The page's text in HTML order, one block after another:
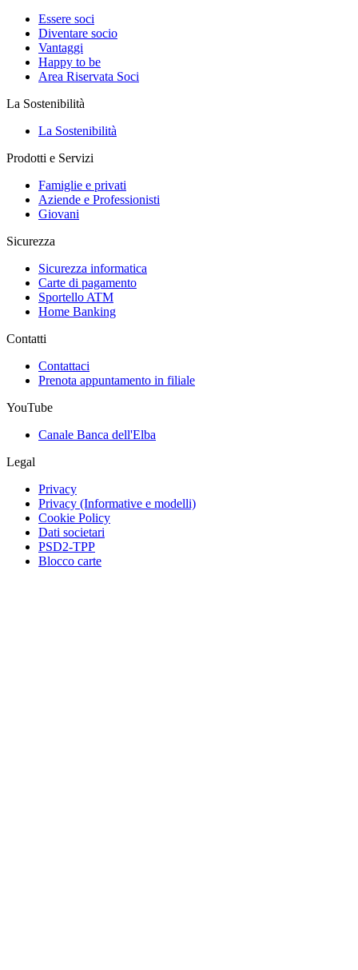
Essere soci
Diventare socio
Vantaggi
Happy to be
Area Riservata Soci
La Sostenibilità
La Sostenibilità
Prodotti e Servizi
Famiglie e privati
Aziende e Professionisti
Giovani
Sicurezza
Sicurezza informatica
Carte di pagamento
Sportello ATM
Home Banking
Contatti
Contattaci
Prenota appuntamento in filiale
YouTube
Canale Banca dell'Elba
Legal
Privacy
Privacy (Informative e modelli)
Cookie Policy
Dati societari
PSD2-TPP
Blocco carte